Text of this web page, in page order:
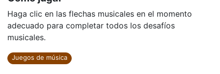
Haga clic en las flechas musicales en el momento
adecuado para completar todos los desafíos
musicales.
Juegos de música